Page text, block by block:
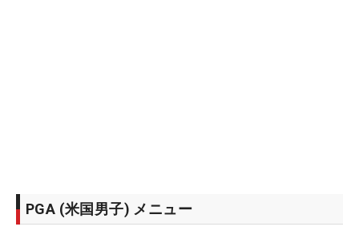
PGA (米国男子) メニュー